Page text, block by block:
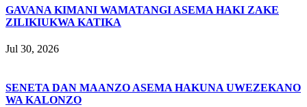
GAVANA KIMANI WAMATANGI ASEMA HAKI ZAKE
ZILIKIUKWA KATIKA
Jul 30, 2026
SENETA DAN MAANZO ASEMA HAKUNA UWEZEKANO
WA KALONZO